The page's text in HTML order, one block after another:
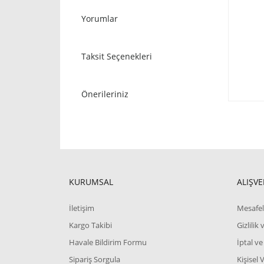
Yorumlar
Taksit Seçenekleri
Önerileriniz
KURUMSAL
İletişim
Kargo Takibi
Havale Bildirim Formu
Sipariş Sorgula
Gizlilik
İptal ve
Kişisel